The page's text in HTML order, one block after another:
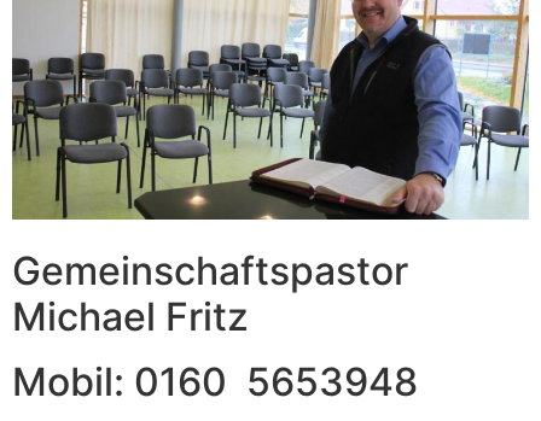
Gemeinschaftspastor
Michael Fritz
Mobil: 0160 5653948